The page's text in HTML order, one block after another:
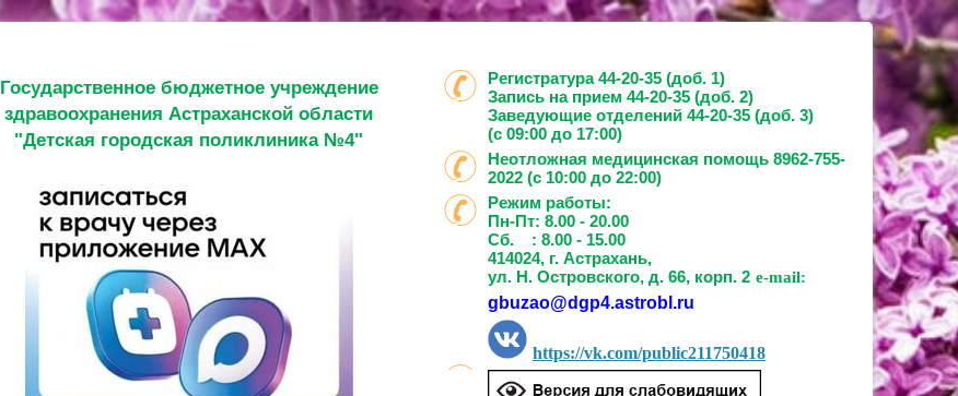
Регистратура 44-20-35 (доб. 1)
Запись на прием 44-20-35 (доб. 2)
Заведующие отделений 44-20-35 (доб. 3)
(с 09:00 до 17:00)
Неотложная медицинская помощь 8962-755-
2022 (с 10:00 до 22:00)
Режим работы:
Пн-Пт: 8.00 - 20.00
Сб. : 8.00 - 15.00
414024, г. Астрахань,
ул. Н. Островского, д. 66, корп. 2 e-mail:
gbuzao@dgp4.astrobl.ru
https://vk.com/public211750418
Государственное бюджетное учреждение
здравоохранения Астраханской области
"Детская городская поликлиника №4"